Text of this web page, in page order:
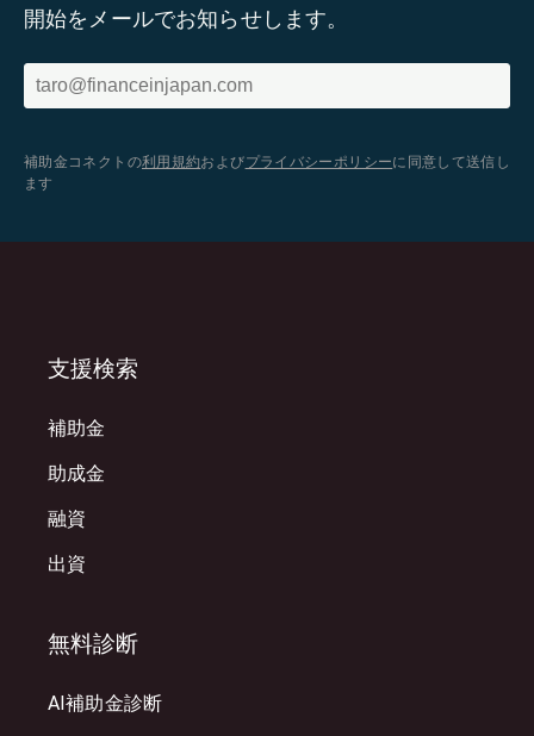
開始をメールでお知らせします。
補助金コネクトの利用規約およびプライバシーポリシーに同意して送信し
ます
支援検索
補助金
助成金
融資
出資
無料診断
AI補助金診断